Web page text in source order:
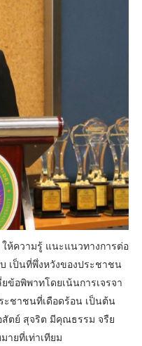
ห้ความรู้ แนะแนวทางการต่อ
เป็นที่พึ่งหวังของประชาชน
ข้อพิพาทโดยเน้นการเจรจา
ะชาชนที่เดือดร้อน เป็นต้น
ตย์ สุจริต มีคุณธรรม จรืย
ายที่เท่าเทียม